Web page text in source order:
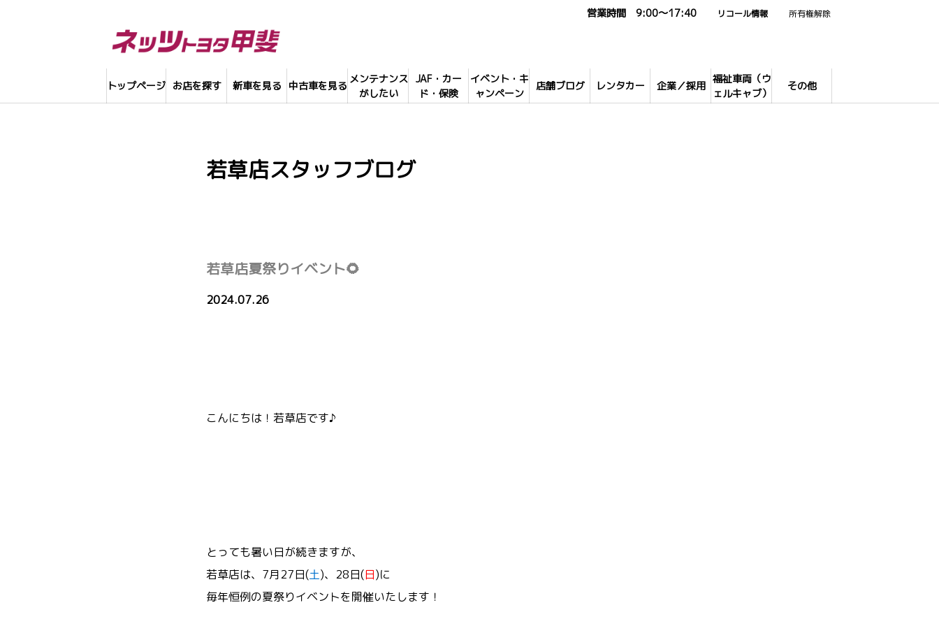
トップページ お店を探す 新車を見る 中古車を見る
メンテナンス
がしたい
JAF・カー
ド・保険
イベント・キ
ャンペーン
店舗ブログ レンタカー 企業／採用
福祉車両（ウ
ェルキャブ）
その他
営業時間 9:00～17:40 リコール情報 所有権解除
若草店スタッフブログ
若草店夏祭りイベント🌻
2024.07.26
こんにちは！若草店です♪
とっても暑い日が続きますが、
若草店は、7月27日(土)、28日(日)に
毎年恒例の夏祭りイベントを開催いたします！